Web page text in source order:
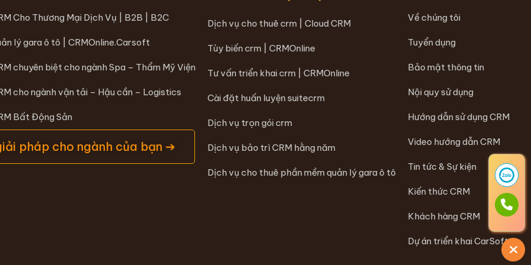
Cho Thương Mại Dịch Vụ | B2B | B2C
lý gara ô tô | CRMOnline.Carsoft
chuyên biệt cho ngành Spa – Thẩm Mỹ Viện
cho ngành vận tải – Hậu cần – Logistics
Bất Động Sản
pháp cho ngành của bạn ➔
Dịch vụ cho thuê crm | Cloud CRM
Tùy biến crm | CRMOnline
Tư vấn triển khai crm | CRMOnline
Cài đặt huấn luyện suitecrm
Dịch vụ trọn gói crm
Dịch vụ bảo trì CRM hằng năm
Dịch vụ cho thuê phần mềm quản lý gara ô tô
Về chúng tôi
Tuyển dụng
Bảo mật thông tin
Nội quy sử dụng
Hướng dẫn sử dụng CRM
Video hướng dẫn CRM
Tin tức & Sự kiện
Kiến thức CRM
Khách hàng CRM
Dự án triển khai CarSoft